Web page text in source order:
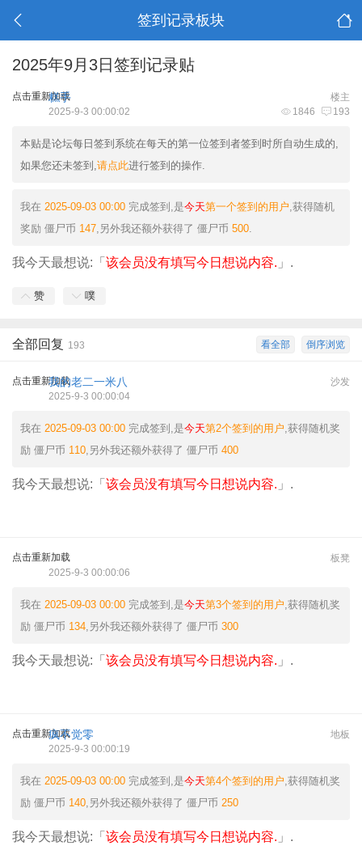
签到记录板块
2025年9月3日签到记录贴
点击重新加载 楼主
糕手
1846 193
2025-9-3 00:00:02
本贴是论坛每日签到系统在每天的第一位签到者签到时所自动生成的,
如果您还未签到,请点此进行签到的操作.
我在 2025-09-03 00:00 完成签到,是今天第一个签到的用户,获得随机
奖励 僵尸币 147,另外我还额外获得了 僵尸币 500.
我今天最想说:「 该会员没有填写今日想说内容. 」.
赞 噗
倒序浏览
看全部
全部回复 193
点击重新加载 沙发
我的老二一米八
2025-9-3 00:00:04
我在 2025-09-03 00:00 完成签到,是今天第2个签到的用户,获得随机奖
励 僵尸币 110,另外我还额外获得了 僵尸币 400
我今天最想说:「 该会员没有填写今日想说内容. 」.
点击重新加载
板凳
2025-9-3 00:00:06
我在 2025-09-03 00:00 完成签到,是今天第3个签到的用户,获得随机奖
励 僵尸币 134,另外我还额外获得了 僵尸币 300
我今天最想说:「 该会员没有填写今日想说内容. 」.
点击重新加载 地板
疯不觉零
2025-9-3 00:00:19
我在 2025-09-03 00:00 完成签到,是今天第4个签到的用户,获得随机奖
励 僵尸币 140,另外我还额外获得了 僵尸币 250
我今天最想说:「 该会员没有填写今日想说内容. 」.